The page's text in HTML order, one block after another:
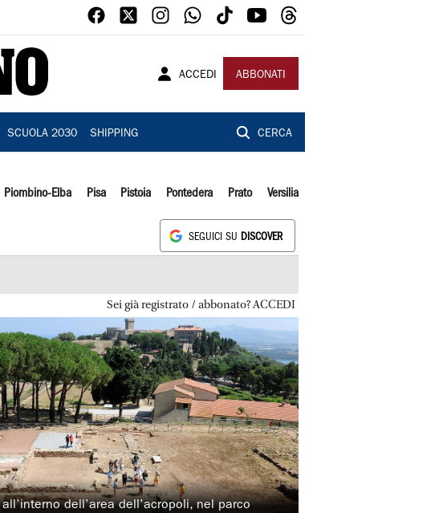
ACCEDI ABBONATI
SCUOLA 2030 SHIPPING CERCA
Piombino-Elba Pisa Pistoia Pontedera Prato Versilia
SEGUICI SU DISCOVER
Sei già registrato / abbonato? ACCEDI
dell’area dell’acropoli, nel parco